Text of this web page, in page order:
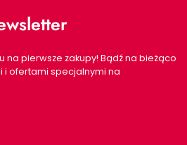
na pierwsze zakupy! Bądź na bieżąco
i ofertami specjalnymi na